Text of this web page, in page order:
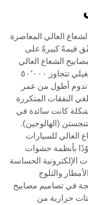
العالي المعاصرة
قيمةً كبيرةً على
الشعاع العالي
الحديثة القائمة على تقنية LED عادةً بأطوال عمر تشغيلي تتجاوز ٥٠٬٠٠٠
تدوم أطول من عمر
النفقات المتكررة
كانت سائدة في
(الهالوجين).
العالي للسيارات
بأنظمة حشوات
الإلكترونية الحساسة
والثلوج
في تصاميم مصابيح
حرارية من